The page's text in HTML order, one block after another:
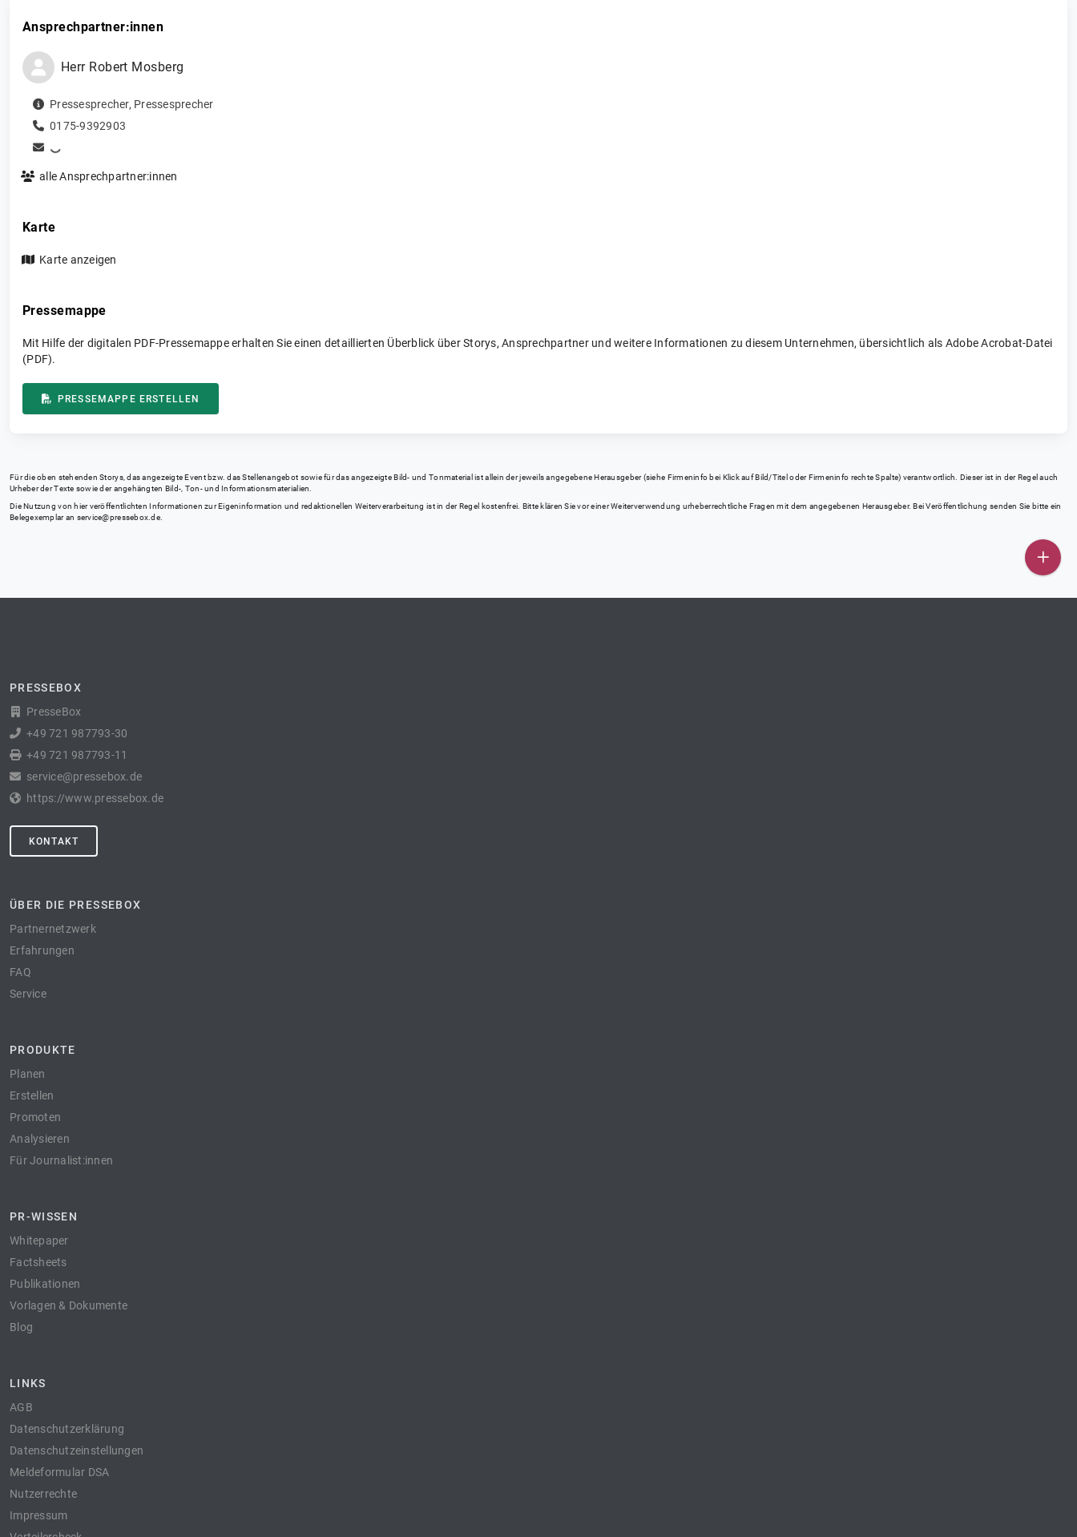
Ansprechpartner:innen
Herr Robert Mosberg
Pressesprecher, Pressesprecher
0175-9392903
alle Ansprechpartner:innen
Karte
Karte anzeigen
Pressemappe
Mit Hilfe der digitalen PDF-Pressemappe erhalten Sie einen detaillierten Überblick über Storys, Ansprechpartner und weitere Informationen zu diesem Unternehmen, übersichtlich als Adobe Acrobat-Datei
(PDF).
PRESSEMAPPE ERSTELLEN
Für die oben stehenden Storys, das angezeigte Event bzw. das Stellenangebot sowie für das angezeigte Bild- und Tonmaterial ist allein der jeweils angegebene Herausgeber (siehe Firmeninfo bei Klick auf Bild/Titel oder Firmeninfo rechte Spalte) verantwortlich. Dieser ist in der Regel auch
Urheber der Texte sowie der angehängten Bild-, Ton- und Informationsmaterialien.
Die Nutzung von hier veröffentlichten Informationen zur Eigeninformation und redaktionellen Weiterverarbeitung ist in der Regel kostenfrei. Bitte klären Sie vor einer Weiterverwendung urheberrechtliche Fragen mit dem angegebenen Herausgeber. Bei Veröffentlichung senden Sie bitte ein
Belegexemplar an service@pressebox.de
PRESSEBOX
PresseBox
+49 721 987793-30
+49 721 987793-11
service@pressebox.de
https://www.pressebox.de
KONTAKT
ÜBER DIE PRESSEBOX
Partnernetzwerk
Erfahrungen
FAQ
Service
PRODUKTE
Planen
Erstellen
Promoten
Analysieren
Für Journalist:innen
PR-WISSEN
Whitepaper
Factsheets
Publikationen
Vorlagen & Dokumente
Blog
LINKS
AGB
Datenschutzerklärung
Datenschutzeinstellungen
Meldeformular DSA
Nutzerrechte
Impressum